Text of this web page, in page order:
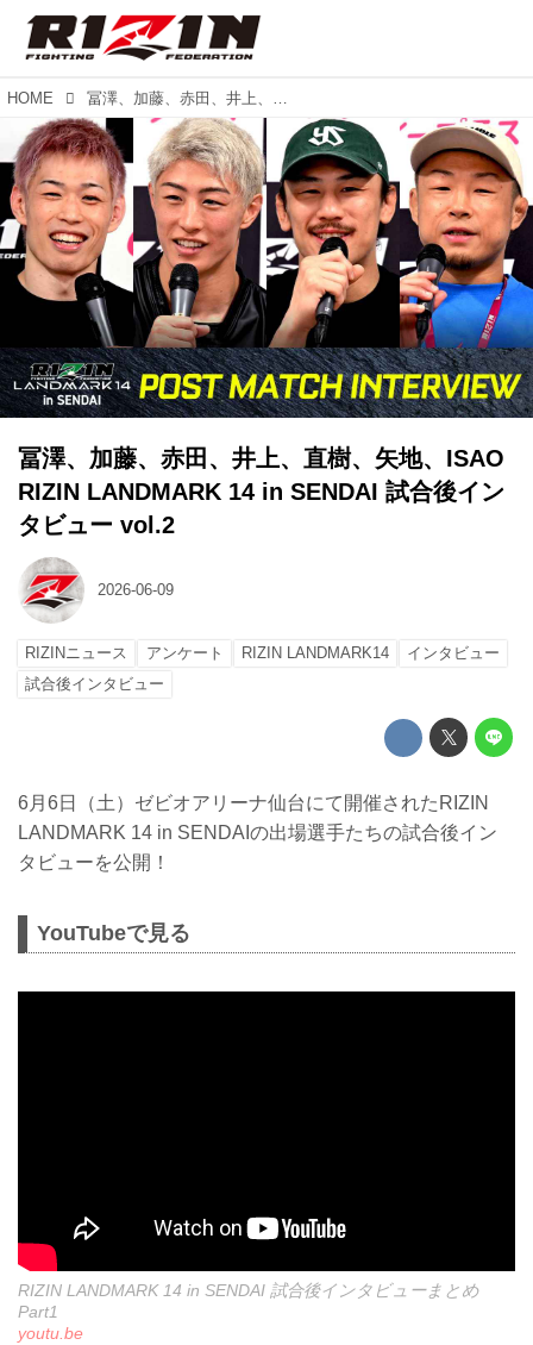
HOME 冨澤、加藤、赤田、井上、直樹、矢地、ISAO RIZIN LANDMARK 14 in SENDAI 試合後インタビュー vol.2
冨澤、加藤、赤田、井上、直樹、矢地、ISAO
RIZIN LANDMARK 14 in SENDAI 試合後イン
タビュー vol.2
2026-06-09
RIZINニュース アンケート RIZIN LANDMARK14
インタビュー
試合後インタビュー
6月6日（土）ゼビオアリーナ仙台にて開催されたRIZIN
LANDMARK 14 in SENDAIの出場選手たちの試合後イン
タビューを公開！
YouTubeで見る
RIZIN LANDMARK 14 in SENDAI 試合後インタビューまとめ
Part1
youtu.be